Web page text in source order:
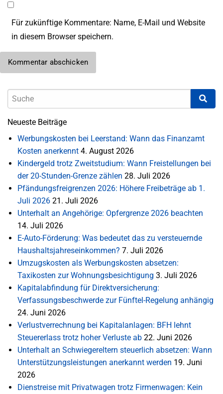
Für zukünftige Kommentare: Name, E-Mail und Website
in diesem Browser speichern.
Neueste Beiträge
Werbungskosten bei Leerstand: Wann das Finanzamt
Kosten anerkennt 4. August 2026
Kindergeld trotz Zweitstudium: Wann Freistellungen bei
der 20-Stunden-Grenze zählen 28. Juli 2026
Pfändungsfreigrenzen 2026: Höhere Freibeträge ab 1.
Juli 2026 21. Juli 2026
Unterhalt an Angehörige: Opfergrenze 2026 beachten
14. Juli 2026
E-Auto-Förderung: Was bedeutet das zu versteuernde
Haushaltsjahreseinkommen? 7. Juli 2026
Umzugskosten als Werbungskosten absetzen:
Taxikosten zur Wohnungsbesichtigung 3. Juli 2026
Kapitalabfindung für Direktversicherung:
Verfassungsbeschwerde zur Fünftel-Regelung anhängig
24. Juni 2026
Verlustverrechnung bei Kapitalanlagen: BFH lehnt
Steuererlass trotz hoher Verluste ab 22. Juni 2026
Unterhalt an Schwiegereltern steuerlich absetzen: Wann
Unterstützungsleistungen anerkannt werden 19. Juni
2026
Dienstreise mit Privatwagen trotz Firmenwagen: Kein